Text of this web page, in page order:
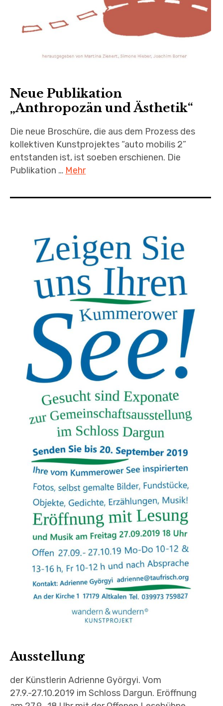
Neue Publikation
„Anthropozän und Ästhetik“
Die neue Broschüre, die aus dem Prozess des
kollektiven Kunstprojektes “auto mobilis 2”
entstanden ist, ist soeben erschienen. Die
Publikation … Mehr
Ausstellung
der Künstlerin Adrienne Györgyi. Vom
27.9.-27.10.2019 im Schloss Dargun. Eröffnung